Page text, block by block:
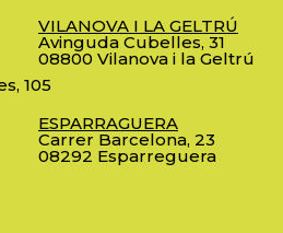
105
VILANOVA I LA GELTRÚ
Avinguda Cubelles, 31
08800 Vilanova i la Geltrú
ESPARRAGUERA
Carrer Barcelona, 23
08292 Esparreguera